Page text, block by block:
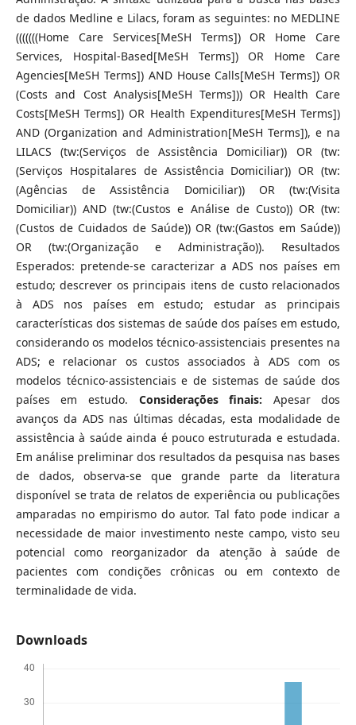
de dados Medline e Lilacs, foram as seguintes: no MEDLINE
(((((((Home Care Services[MeSH Terms]) OR Home Care
Services, Hospital-Based[MeSH Terms]) OR Home Care
Agencies[MeSH Terms]) AND House Calls[MeSH Terms]) OR
(Costs and Cost Analysis[MeSH Terms])) OR Health Care
Costs[MeSH Terms]) OR Health Expenditures[MeSH Terms])
AND (Organization and Administration[MeSH Terms]), e na
LILACS (tw:(Serviços de Assistência Domiciliar)) OR (tw:
(Serviços Hospitalares de Assistência Domiciliar)) OR (tw:
(Agências de Assistência Domiciliar)) OR (tw:(Visita
Domiciliar)) AND (tw:(Custos e Análise de Custo)) OR (tw:
(Custos de Cuidados de Saúde)) OR (tw:(Gastos em Saúde))
OR (tw:(Organização e Administração)). Resultados
Esperados: pretende-se caracterizar a ADS nos países em
estudo; descrever os principais itens de custo relacionados
à ADS nos países em estudo; estudar as principais
características dos sistemas de saúde dos países em estudo,
considerando os modelos técnico-assistenciais presentes na
ADS; e relacionar os custos associados à ADS com os
modelos técnico-assistenciais e de sistemas de saúde dos
países em estudo. Considerações finais: Apesar dos
avanços da ADS nas últimas décadas, esta modalidade de
assistência à saúde ainda é pouco estruturada e estudada.
Em análise preliminar dos resultados da pesquisa nas bases
de dados, observa-se que grande parte da literatura
disponível se trata de relatos de experiência ou publicações
amparadas no empirismo do autor. Tal fato pode indicar a
necessidade de maior investimento neste campo, visto seu
potencial como reorganizador da atenção à saúde de
pacientes com condições crônicas ou em contexto de
terminalidade de vida.
Downloads